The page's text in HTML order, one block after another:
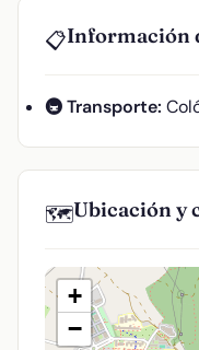
📋Información
🚇 Transporte:
🗺️Ubicación y
+
−